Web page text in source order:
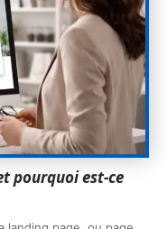
pourquoi est-ce